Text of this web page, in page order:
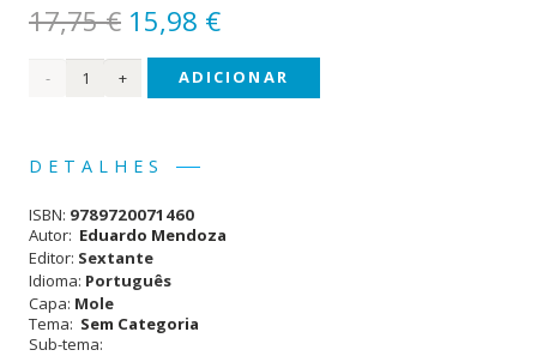
17,75€ O
preço
original
17,75 €.
15,98 €O
preço
atual
Quantidade
Gatos
ADICIONAR
DETALHES
ISBN: 9789720071460
Autor: Eduardo Mendoza
Editor: Sextante
Idioma: Português
Capa: Mole
Tema: Sem Categoria
Sub-tema: